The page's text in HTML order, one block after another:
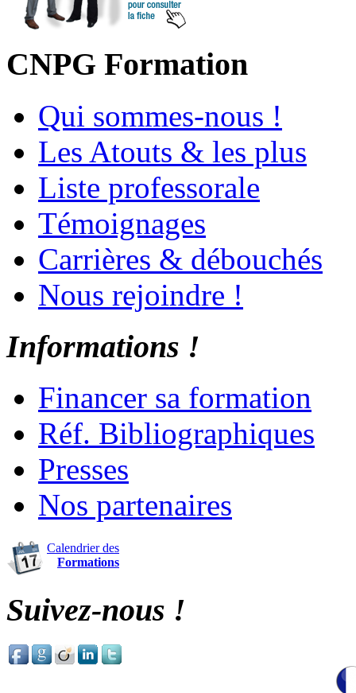
CNPG Formation
Qui sommes-nous !
Les Atouts & les plus
Liste professorale
Témoignages
Carrières & débouchés
Nous rejoindre !
Informations !
Financer sa formation
Réf. Bibliographiques
Presses
Nos partenaires
Calendrier des
Formations
Suivez-nous !